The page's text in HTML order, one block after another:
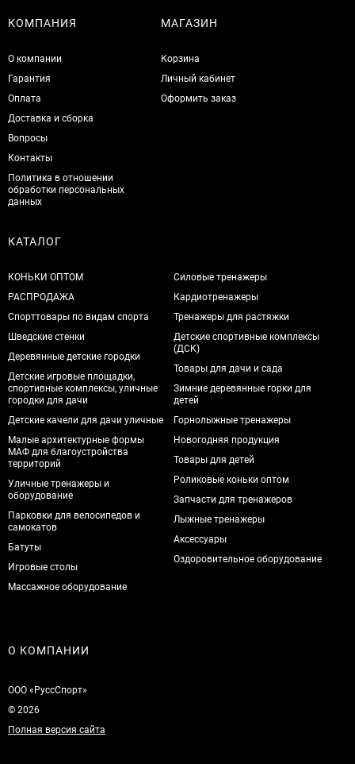
КОМПАНИЯ
О компании
Гарантия
Оплата
Доставка и сборка
Вопросы
Контакты
Политика в отношении
обработки персональных
данных
МАГАЗИН
Корзина
Личный кабинет
Оформить заказ
КАТАЛОГ
КОНЬКИ ОПТОМ
РАСПРОДАЖА
Спорттовары по видам спорта
Шведские стенки
Деревянные детские городки
Детские игровые площадки,
спортивные комплексы, уличные
городки для дачи
Детские качели для дачи уличные
Малые архитектурные формы
МАФ для благоустройства
территорий
Уличные тренажеры и
оборудование
Парковки для велосипедов и
самокатов
Батуты
Игровые столы
Массажное оборудование
Силовые тренажеры
Кардиотренажеры
Тренажеры для растяжки
Детские спортивные комплексы
(ДСК)
Товары для дачи и сада
Зимние деревянные горки для
детей
Горнолыжные тренажеры
Новогодняя продукция
Товары для детей
Роликовые коньки оптом
Запчасти для тренажеров
Лыжные тренажеры
Аксессуары
Оздоровительное оборудование
О КОМПАНИИ
ООО «РуссСпорт»
© 2026
Полная версия сайта